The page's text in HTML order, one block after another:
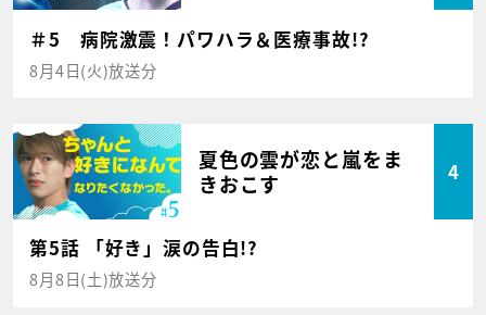
＃5 病院激震！パワハラ＆医療事故!?
8月4日(火)放送分
夏色の雲が恋と嵐をま
きおこす
4
第5話 「好き」涙の告白!?
8月8日(土)放送分